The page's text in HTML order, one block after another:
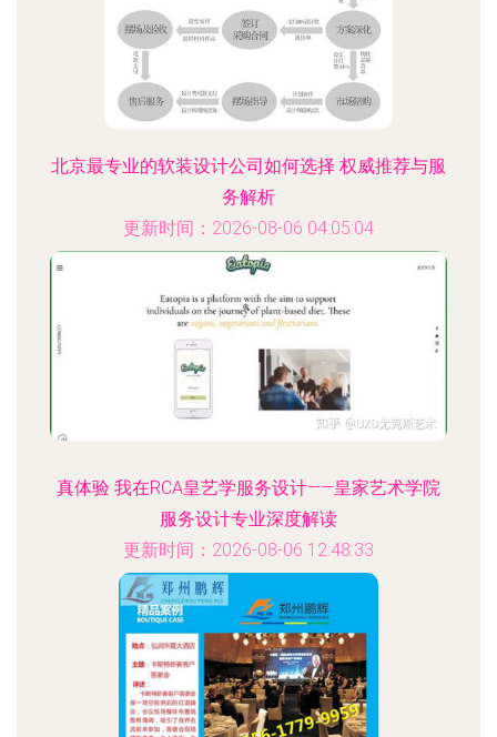
北京最专业的软装设计公司如何选择 权威推荐与服
务解析
更新时间：2026-08-06 04:05:04
真体验 我在RCA皇艺学服务设计——皇家艺术学院
服务设计专业深度解读
更新时间：2026-08-06 12:48:33